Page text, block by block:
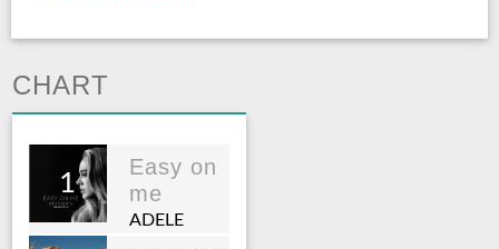
CHART
1
Easy on
me
ADELE